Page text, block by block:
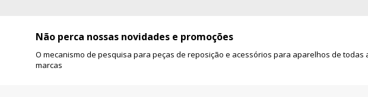
Não perca nossas novidades e promoções
O mecanismo de pesquisa para peças de reposição e acessórios para aparelhos de todas
marcas